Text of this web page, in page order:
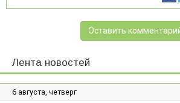
Оставить
Лента новостей
6 августа, четверг